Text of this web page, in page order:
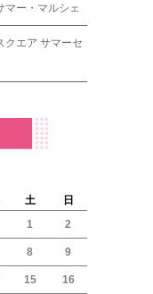
マー・マルシェ
クエア サマーセ
土
日
1
2
8 9
15 16